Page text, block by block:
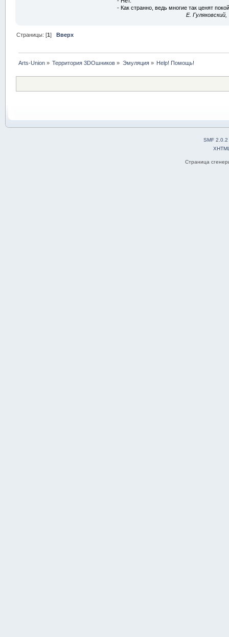
- Как странно, ведь многие так ценят
E.
Страницы: [1]Вверх
Arts-Union » Территория 3DOшников » Эмуляция» Help! Помощь!
SMF 2.0.2
Страница